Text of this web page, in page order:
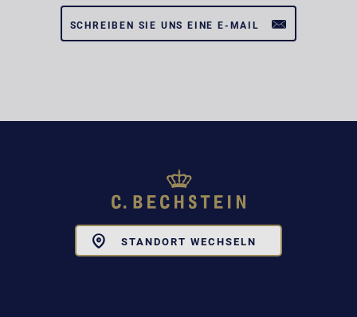
SCHREIBEN SIE UNS EINE E-MAIL
STANDORT WECHSELN